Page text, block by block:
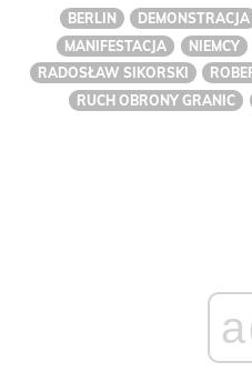
BERLIN DEMONSTRACJA
MANIFESTACJA
NIEMCY
RADOSŁAW SIKORSKI
RUCH OBRONY GRANIC